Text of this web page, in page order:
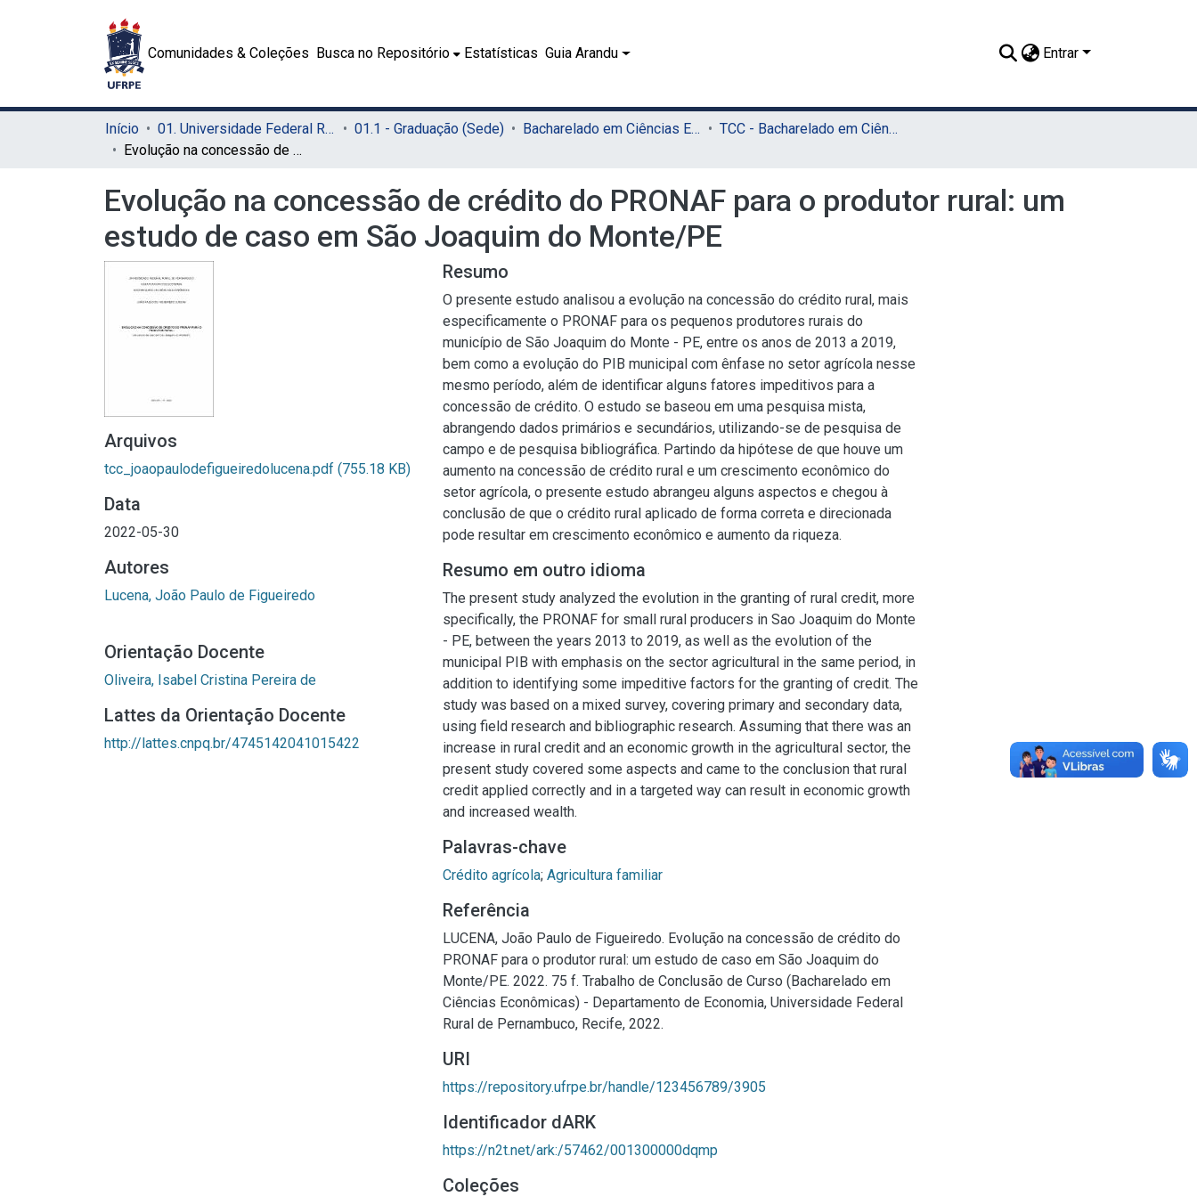
Comunidades & Coleções Busca no Repositório Estatísticas Guia Arandu Entrar
Início 01. Universidade Federal Rural de Pernambuco - UFRPE (Sede) 01.1 - Graduação (Sede) Bacharelado em Ciências Econômicas (Sede)
TCC - Bacharelado em Ciências Econômicas (Sede)
Evolução na concessão de crédito do PRONAF para o produtor rural: um estudo de caso em São Joaquim do Monte/PE
Evolução na concessão de crédito do PRONAF para o produtor rural: um
estudo de caso em São Joaquim do Monte/PE
Arquivos
tcc_joaopaulodefigueiredolucena.pdf (755.18 KB)
Data
2022-05-30
Autores
Lucena, João Paulo de Figueiredo
Orientação Docente
Oliveira, Isabel Cristina Pereira de
Lattes da Orientação Docente
http://lattes.cnpq.br/4745142041015422
Resumo
O presente estudo analisou a evolução na concessão do crédito rural, mais
especificamente o PRONAF para os pequenos produtores rurais do
município de São Joaquim do Monte - PE, entre os anos de 2013 a 2019,
bem como a evolução do PIB municipal com ênfase no setor agrícola nesse
mesmo período, além de identificar alguns fatores impeditivos para a
concessão de crédito. O estudo se baseou em uma pesquisa mista,
abrangendo dados primários e secundários, utilizando-se de pesquisa de
campo e de pesquisa bibliográfica. Partindo da hipótese de que houve um
aumento na concessão de crédito rural e um crescimento econômico do
setor agrícola, o presente estudo abrangeu alguns aspectos e chegou à
conclusão de que o crédito rural aplicado de forma correta e direcionada
pode resultar em crescimento econômico e aumento da riqueza.
Resumo em outro idioma
The present study analyzed the evolution in the granting of rural credit, more
specifically, the PRONAF for small rural producers in Sao Joaquim do Monte
- PE, between the years 2013 to 2019, as well as the evolution of the
municipal PIB with emphasis on the sector agricultural in the same period, in
addition to identifying some impeditive factors for the granting of credit. The
study was based on a mixed survey, covering primary and secondary data,
using field research and bibliographic research. Assuming that there was an
increase in rural credit and an economic growth in the agricultural sector, the
present study covered some aspects and came to the conclusion that rural
credit applied correctly and in a targeted way can result in economic growth
and increased wealth.
Palavras-chave
Crédito agrícola; Agricultura familiar
Referência
LUCENA, João Paulo de Figueiredo. Evolução na concessão de crédito do
PRONAF para o produtor rural: um estudo de caso em São Joaquim do
Monte/PE. 2022. 75 f. Trabalho de Conclusão de Curso (Bacharelado em
Ciências Econômicas) - Departamento de Economia, Universidade Federal
Rural de Pernambuco, Recife, 2022.
URI
https://repository.ufrpe.br/handle/123456789/3905
Identificador dARK
https://n2t.net/ark:/57462/001300000dqmp
Coleções